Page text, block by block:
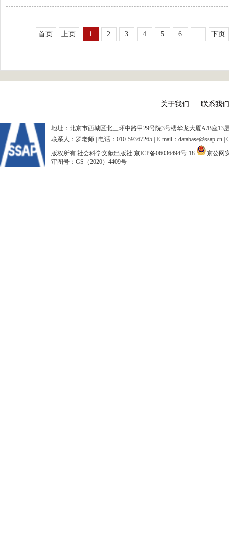
首页 上页 1 2 3 4 5 6 ... 下页
关于我们 联系我们
地址：北京市西城区北三环中路甲29号院3号楼华龙大厦A/B座13
联系人：罗老师 | 电话：010-59367265 | E-mail：database@ssap.cn
版权所有 社会科学文献出版社 京ICP备06036494号-18
京公网
审图号：GS（2020）4409号